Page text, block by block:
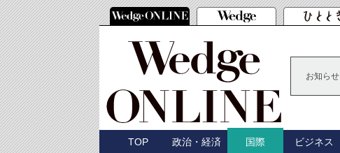
お知らせ
TOP 政治・経済 国際 ビジネス